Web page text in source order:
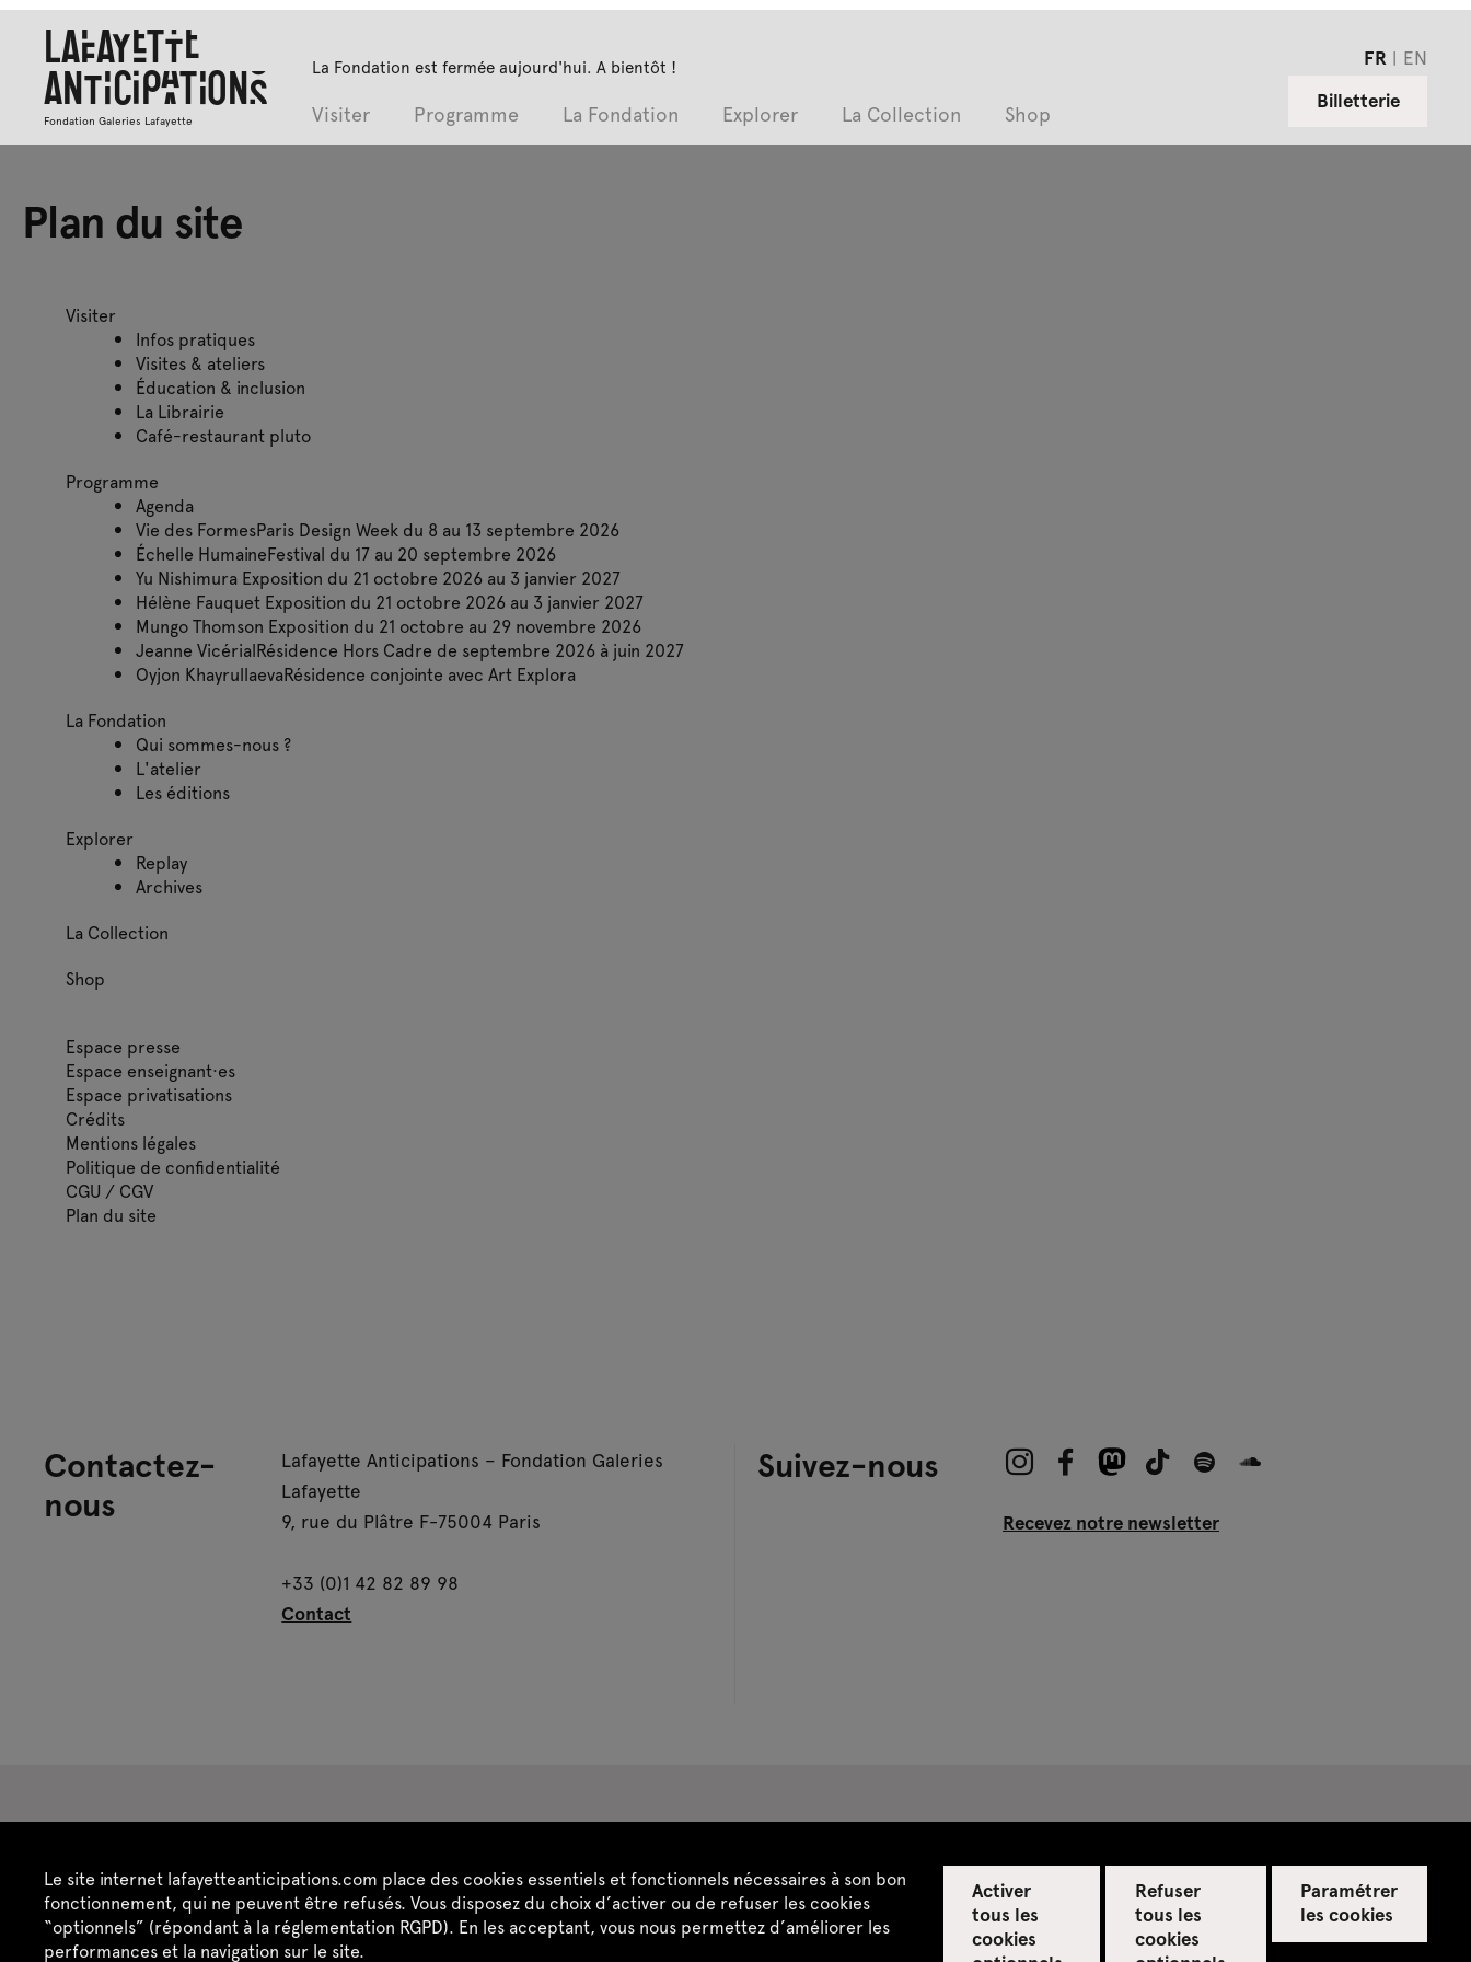
Le site internet lafayetteanticipations.com place des cookies essentiels et fonctionnels nécessaires à son bon
fonctionnement, qui ne peuvent être refusés. Vous disposez du choix d’activer ou de refuser les cookies
“optionnels” (répondant à la réglementation RGPD). En les acceptant, vous nous permettez d’améliorer les
performances et la navigation sur le site.
Activer
tous les
cookies
Refuser
tous les
cookies
Paramétrer
les cookies
Lafayette
Anticipations
Fondation Galeries Lafayette
La Fondation est fermée aujourd'hui. A bientôt !
Visiter Programme La Fondation Explorer La Collection Shop
FR
EN
Billetterie
Plan du site
Visiter
Infos pratiques
Visites & ateliers
Éducation & inclusion
La Librairie
Café-restaurant pluto
Programme
Agenda
Vie des FormesParis Design Week du 8 au 13 septembre 2026
Échelle HumaineFestival du 17 au 20 septembre 2026
Yu Nishimura Exposition du 21 octobre 2026 au 3 janvier 2027
Hélène Fauquet Exposition du 21 octobre 2026 au 3 janvier 2027
Mungo Thomson Exposition du 21 octobre au 29 novembre 2026
Jeanne VicérialRésidence Hors Cadre de septembre 2026 à juin 2027
Oyjon KhayrullaevaRésidence conjointe avec Art Explora
La Fondation
Qui sommes-nous ?
L'atelier
Les éditions
Explorer
Replay
Archives
La Collection
Shop
Espace presse
Espace enseignant·es
Espace privatisations
Crédits
Mentions légales
Politique de confidentialité
CGU / CGV
Plan du site
Contactez-
nous
Lafayette Anticipations – Fondation Galeries
Lafayette
9, rue du Plâtre F-75004 Paris
+33 (0)1 42 82 89 98
Contact
Suivez-nous
Recevez notre newsletter
Crédits Mentions légales Politique de confidentialité CGU / CGV Plan du site